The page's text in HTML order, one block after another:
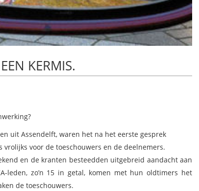
KERMIS.
uit Assendelft, waren het na het eerste gesprek
voor de toeschouwers en de deelnemers.
en de kranten besteedden uitgebreid aandacht aan
leden, zo’n 15 in getal, komen met hun oldtimers het
de toeschouwers.